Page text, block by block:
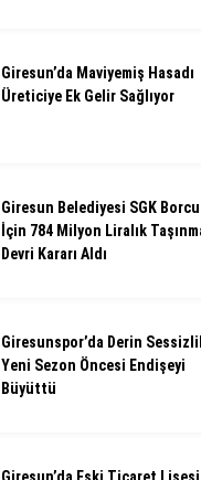
Giresun’da Maviyemiş Hasadı
Üreticiye Ek Gelir Sağlıyor
Giresun Belediyesi SGK Borcu
İçin 784 Milyon Liralık
Devri Kararı Aldı
Giresunspor’da Derin
Yeni Sezon Öncesi Endişeyi
Büyüttü